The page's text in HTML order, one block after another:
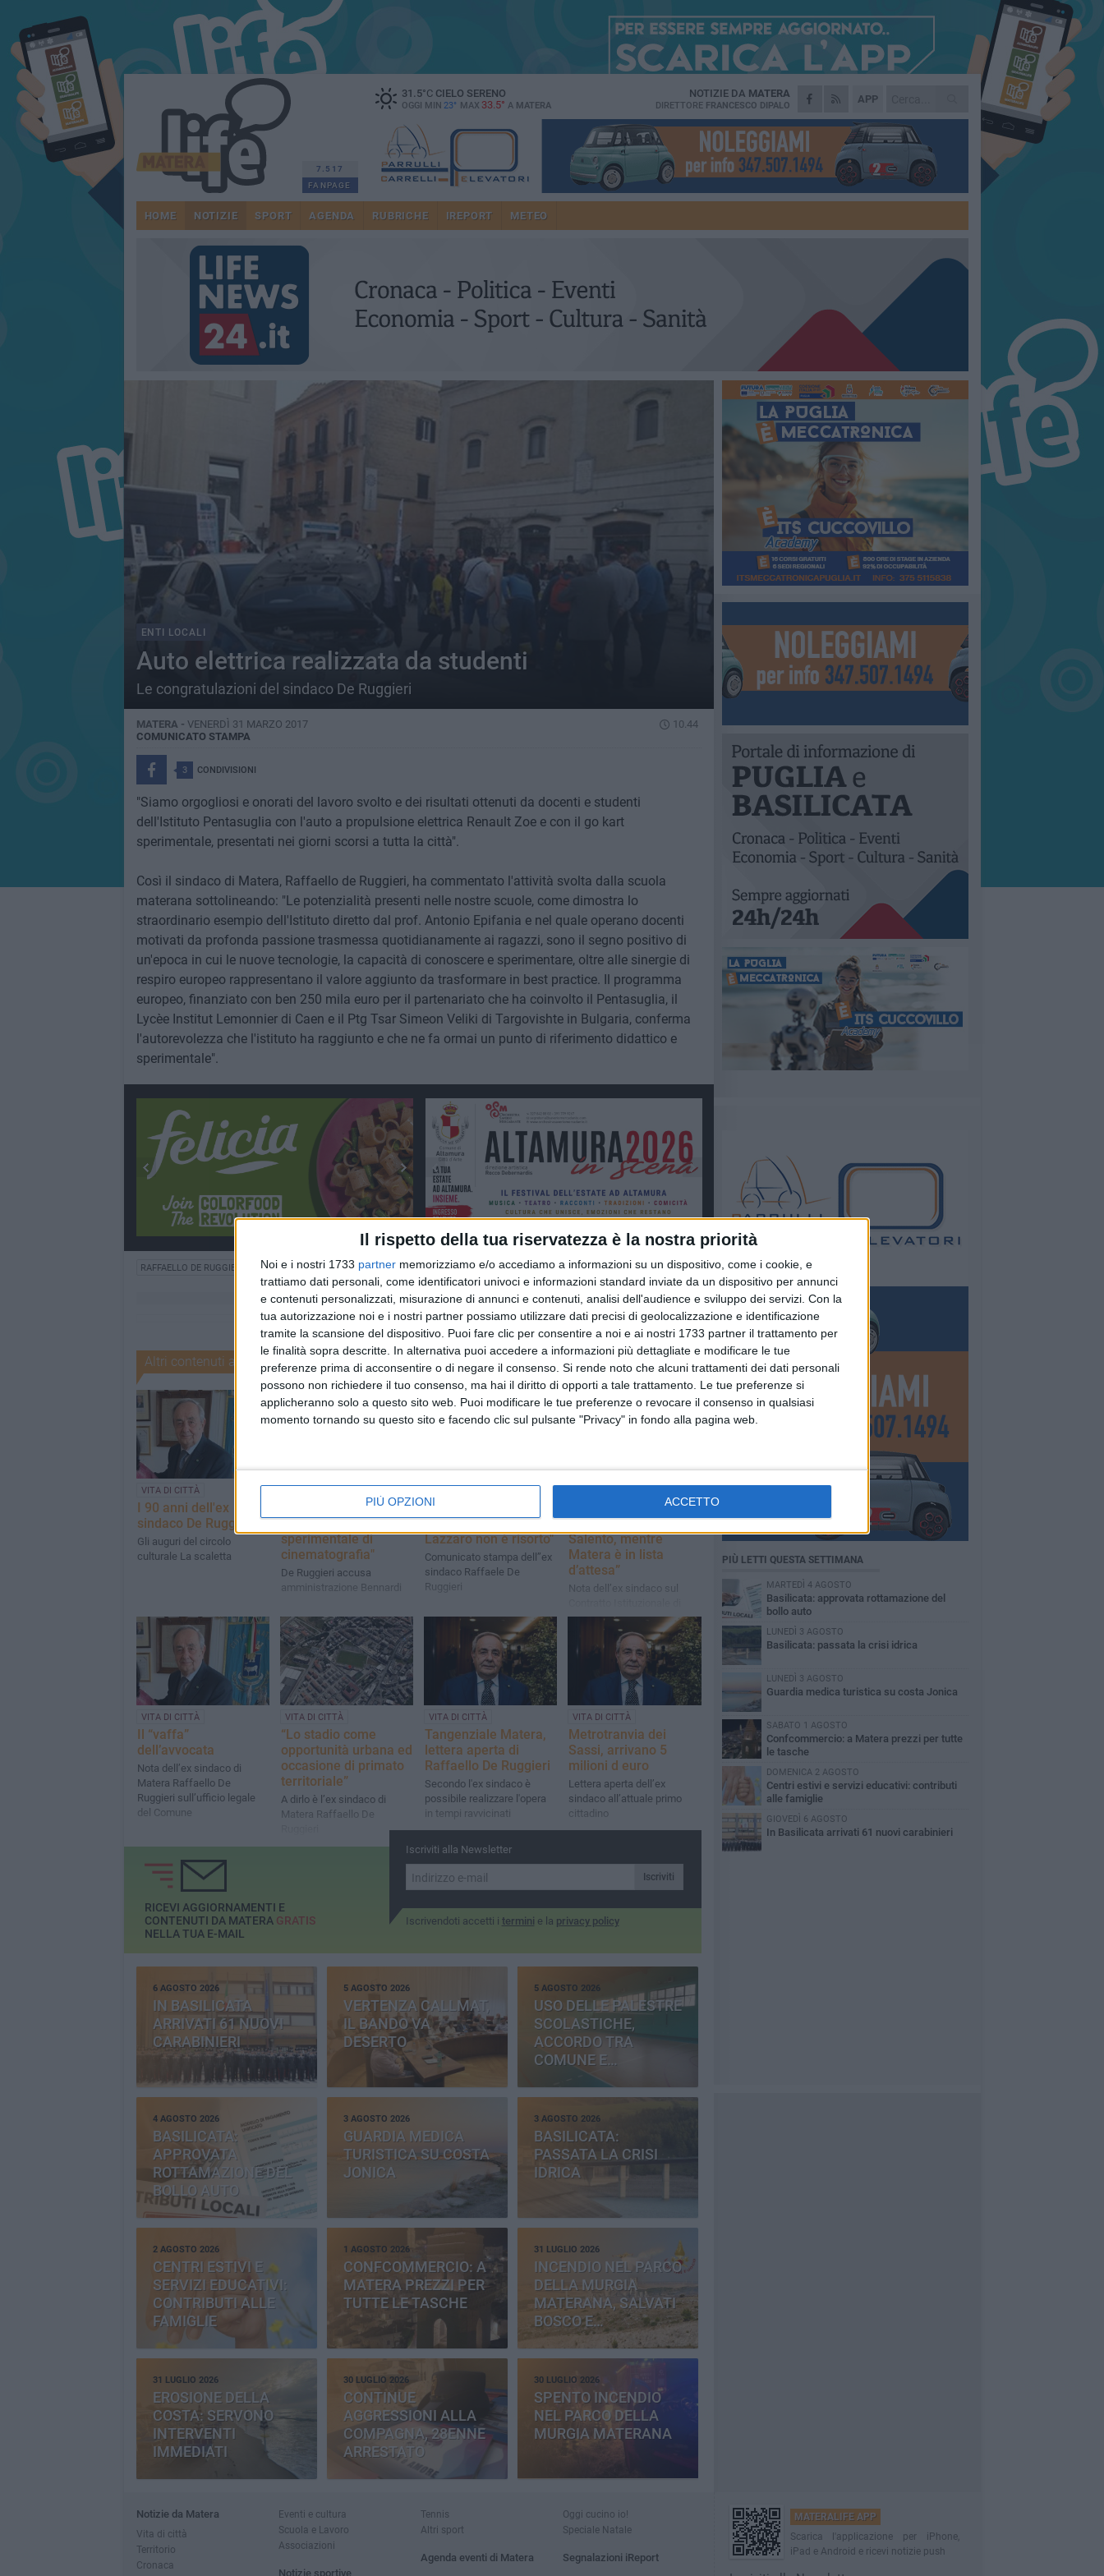
Il rispetto della tua riservatezza è la nostra priorità
Noi e i nostri 1733 partner memorizziamo e/o accediamo a informazioni su un dispositivo, come i cookie, e
trattiamo dati personali, come identificatori univoci e informazioni standard inviate da un dispositivo per annunci
e contenuti personalizzati, misurazione di annunci e contenuti, analisi dell'audience e sviluppo dei servizi. Con la
tua autorizzazione noi e i nostri partner possiamo utilizzare dati precisi di geolocalizzazione e identificazione
tramite la scansione del dispositivo. Puoi fare clic per consentire a noi e ai nostri 1733 partner il trattamento per
le finalità sopra descritte. In alternativa puoi accedere a informazioni più dettagliate e modificare le tue
preferenze prima di acconsentire o di negare il consenso. Si rende noto che alcuni trattamenti dei dati personali
possono non richiedere il tuo consenso, ma hai il diritto di opporti a tale trattamento. Le tue preferenze si
applicheranno solo a questo sito web. Puoi modificare le tue preferenze o revocare il consenso in qualsiasi
momento tornando su questo sito e facendo clic sul pulsante "Privacy" in fondo alla pagina web.
PIÙ OPZIONI ACCETTO
7.517
FANPAGE
31.5°CCIELO SERENO
OGGI MIN 23° MAX 33.5° A MATERA
APP
NOTIZIE DA MATERA
DIRETTORE FRANCESCO DIPALO
HOME NOTIZIE SPORT AGENDA RUBRICHE IREPORT METEO
ENTI LOCALI
Auto elettrica realizzata da studenti
Le congratulazioni del sindaco De Ruggieri
MATERA - VENERDÌ 31 MARZO 2017
10.44
COMUNICATO STAMPA
3 CONDIVISIONI
"Siamo orgogliosi e onorati del lavoro svolto e dei risultati ottenuti da docenti e studenti
dell'Istituto Pentasuglia con l'auto a propulsione elettrica Renault Zoe e con il go kart
sperimentale, presentati nei giorni scorsi a tutta la città".
Così il sindaco di Matera, Raffaello de Ruggieri, ha commentato l'attività svolta dalla scuola
materana sottolineando: "Le potenzialità presenti nelle nostre scuole, come dimostra lo
straordinario esempio dell'Istituto diretto dal prof. Antonio Epifania e nel quale operano docenti
motivati da profonda passione trasmessa quotidianamente ai ragazzi, sono il segno positivo di
un'epoca in cui le nuove tecnologie, la capacità di conoscere e sperimentare, oltre alle sinergie di
respiro europeo rappresentano il valore aggiunto da trasformare in best practice. Il programma
europeo, finanziato con ben 250 mila euro per il partenariato che ha coinvolto il Pentasuglia, il
Lycèe Institut Lemonnier di Caen e il Ptg Tsar Simeon Veliki di Targovishte in Bulgaria, conferma
l'autorevolezza che l'istituto ha raggiunto e che ne fa ormai un punto di riferimento didattico e
sperimentale".
RAFFAELLO DE RUGGIERI
Altri contenuti a tema
VITA DI CITTÀ
I 90 anni dell'ex
sindaco De Ruggieri
Gli auguri del circolo
culturale La scaletta
"Matera ha perso la
sede del Centro
sperimentale di
cinematografia"
De Ruggieri accusa
amministrazione Bennardi
"Centro Sperimentale
di Cinematografia:
Lazzaro non è risorto"
Comunicato stampa dell’’ex
sindaco Raffaele De
Ruggieri
De Ruggieri “Con
entusiasmo cambia il
Salento, mentre
Matera è in lista
d’attesa”
Nota dell’ex sindaco sul
Sviluppo di Matera
VITA DI CITTÀ
Il “vaffa”
dell’avvocata
Nota dell’ex sindaco di
Matera Raffaello De
Ruggieri sull’ufficio legale
del Comune
VITA DI CITTÀ
“Lo stadio come
opportunità urbana ed
occasione di primato
territoriale”
A dirlo è l’ex sindaco di
Matera Raffaello De
VITA DI CITTÀ
Tangenziale Matera,
lettera aperta di
Raffaello De Ruggieri
Secondo l'ex sindaco è
possibile realizzare l'opera
in tempi ravvicinati
VITA DI CITTÀ
Metrotranvia dei
Sassi, arrivano 5
milioni d euro
Lettera aperta dell’ex
sindaco all’attuale primo
cittadino
Iscriviti alla Newsletter
Iscriviti
Iscrivendoti accetti i termini e la privacy policy
RICEVI AGGIORNAMENTI E
CONTENUTI DA MATERA GRATIS
NELLA TUA E-MAIL
6 AGOSTO 2026
IN BASILICATA
ARRIVATI 61 NUOVI
CARABINIERI
5 AGOSTO 2026
VERTENZA CALLMAT,
IL BANDO VA
DESERTO
5 AGOSTO 2026
USO DELLE PALESTRE
SCOLASTICHE,
ACCORDO TRA
COMUNE E
PROVINCIA
4 AGOSTO 2026
BASILICATA:
APPROVATA
ROTTAMAZIONE DEL
BOLLO AUTO
3 AGOSTO 2026
GUARDIA MEDICA
TURISTICA SU COSTA
JONICA
3 AGOSTO 2026
BASILICATA:
PASSATA LA CRISI
IDRICA
2 AGOSTO 2026
CENTRI ESTIVI E
SERVIZI EDUCATIVI:
CONTRIBUTI ALLE
FAMIGLIE
1 AGOSTO 2026
CONFCOMMERCIO: A
MATERA PREZZI PER
TUTTE LE TASCHE
31 LUGLIO 2026
INCENDIO NEL PARCO
DELLA MURGIA
MATERANA, SALVATI
BOSCO E
CEMENTERIA
31 LUGLIO 2026
EROSIONE DELLA
COSTA: SERVONO
INTERVENTI
IMMEDIATI
30 LUGLIO 2026
CONTINUE
AGGRESSIONI ALLA
COMPAGNA, 28ENNE
ARRESTATO
30 LUGLIO 2026
SPENTO INCENDIO
NEL PARCO DELLA
MURGIA MATERANA
PIÙ LETTI QUESTA SETTIMANA
MARTEDÌ 4 AGOSTO
Basilicata: approvata rottamazione del
bollo auto
LUNEDÌ 3 AGOSTO
Basilicata: passata la crisi idrica
LUNEDÌ 3 AGOSTO
Guardia medica turistica su costa Jonica
SABATO 1 AGOSTO
Confcommercio: a Matera prezzi per tutte
le tasche
DOMENICA 2 AGOSTO
Centri estivi e servizi educativi: contributi
alle famiglie
GIOVEDÌ 6 AGOSTO
In Basilicata arrivati 61 nuovi carabinieri
Notizie da Matera
Vita di città
Territorio
Cronaca
Eventi e cultura
Scuola e Lavoro
Associazioni
Notizie sportive
Tennis
Altri sport
Agenda eventi di Matera
Oggi cucino io!
Speciale Natale
Segnalazioni iReport
MATERALIFE APP
Scarica l'applicazione per iPhone,
iPad e Android e ricevi notizie push